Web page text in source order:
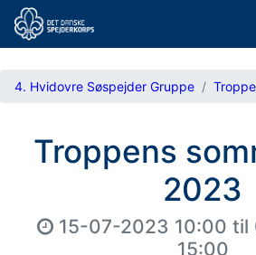
4. Hvidovre Søspejder Gruppe
Troppens
2023
15-07-2023 10:00 til
15:00